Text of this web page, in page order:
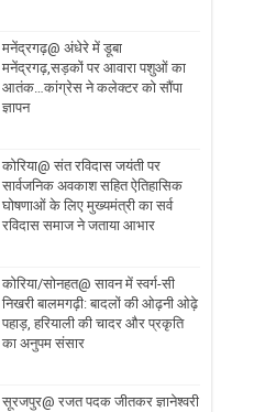
मनेंद्रगढ़@ अंधेरे में डूबा
मनेंद्रगढ़,सड़कों पर आवारा पशुओं का
आतंक…कांग्रेस ने कलेक्टर को सौंपा
ज्ञापन
कोरिया@ संत रविदास जयंती पर
सार्वजनिक अवकाश सहित ऐतिहासिक
घोषणाओं के लिए मुख्यमंत्री का सर्व
रविदास समाज ने जताया आभार
कोरिया/सोनहत@ सावन में स्वर्ग-सी
निखरी बालमगढ़ी: बादलों की ओढ़नी ओढ़े
पहाड़, हरियाली की चादर और प्रकृति
का अनुपम संसार
सूरजपुर@ रजत पदक जीतकर ज्ञानेश्वरी